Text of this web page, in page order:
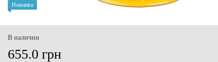
Новинка
В наличии
655.0 грн